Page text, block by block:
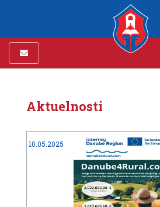
Aktuelnosti
10.05.2025